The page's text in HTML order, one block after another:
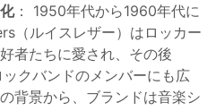
： 1950年代から1960年代に
（ルイスレザー）はロッカー
者たちに愛され、その後
クバンドのメンバーにも広
背景から、ブランドは音楽シ